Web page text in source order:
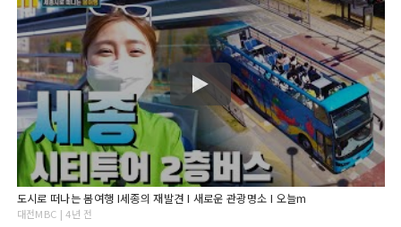
도시로 떠나는 봄여행 Ι세종의 재발견 Ι 새로운 관광명소 Ι 오늘m
대전MBC | 4년 전